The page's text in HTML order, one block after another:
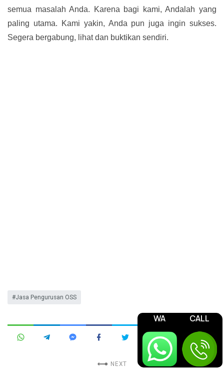
semua masalah Anda. Karena bagi kami, Andalah yang
paling utama. Kami yakin, Anda pun juga ingin sukses.
Segera bergabung, lihat dan buktikan sendiri.
Jasa Pengurusan OSS
NEXT
WA CALL